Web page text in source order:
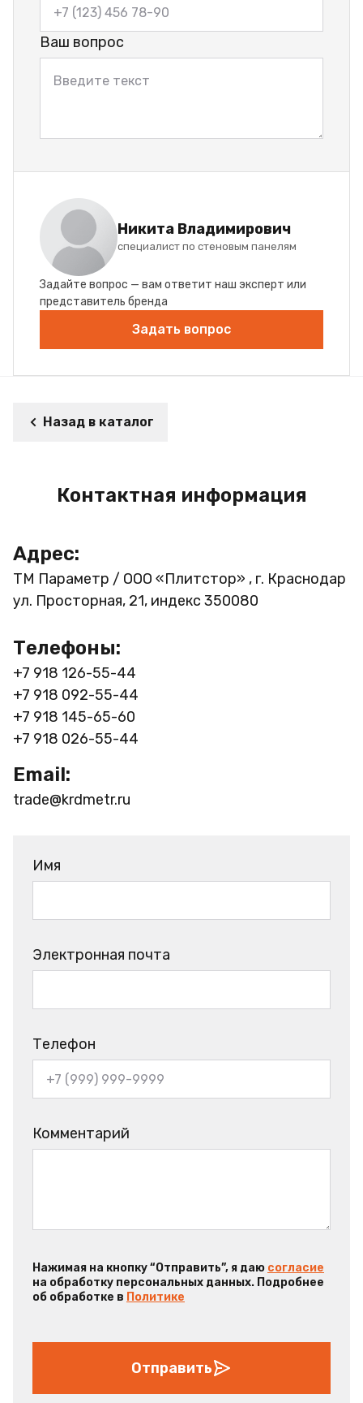
Ваш вопрос
Никита Владимирович
специалист по стеновым панелям
Задайте вопрос — вам ответит наш эксперт или
представитель бренда
Задать вопрос
Назад в каталог
Контактная информация
Адрес:
ТМ Параметр / ООО «Плитстор» , г. Краснодар
ул. Просторная, 21, индекс 350080
Телефоны:
+7 918 126-55-44
+7 918 092-55-44
+7 918 145-65-60
+7 918 026-55-44
Email:
trade@krdmetr.ru
Имя
Электронная почта
Телефон
Комментарий
Нажимая на кнопку “Отправить”, я даю согласие
на обработку персональных данных. Подробнее
об обработке в Политике
Отправить